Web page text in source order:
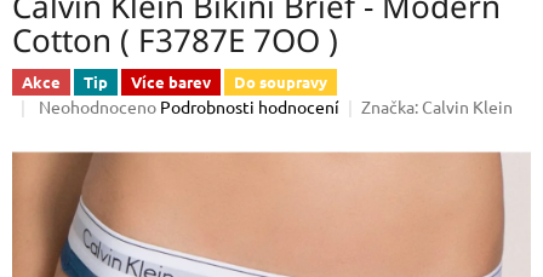
Cotton ( F3787E 7OO )
Akce Tip Více barev Do soupravy
Průměrné
produktu
hvězdiček.
Neohodnoceno Podrobnosti hodnocení Značka: Calvin Klein